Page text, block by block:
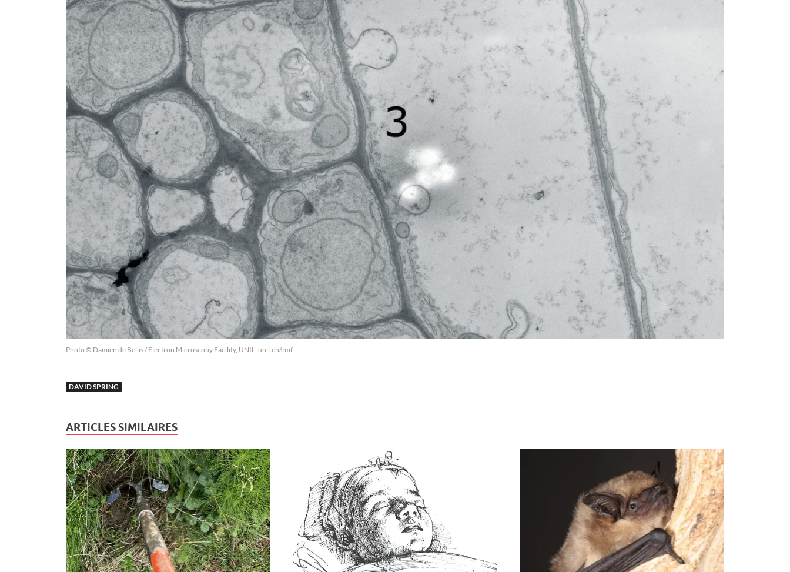
Photo © Damien de Bellis / Electron Microscopy Facility, UNIL. unil.ch/emf
DAVID SPRING
ARTICLES SIMILAIRES